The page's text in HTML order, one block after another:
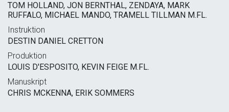
TOM HOLLAND, JON BERNTHAL, ZENDAYA, MARK
RUFFALO, MICHAEL MANDO, TRAMELL TILLMAN M.FL.
Instruktion
DESTIN DANIEL CRETTON
Produktion
LOUIS D'ESPOSITO, KEVIN FEIGE M.FL.
Manuskript
CHRIS MCKENNA, ERIK SOMMERS